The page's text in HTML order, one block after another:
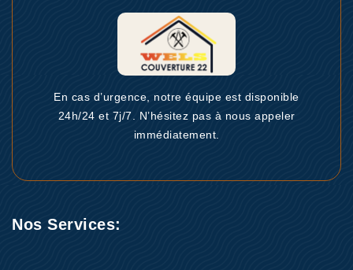
En cas d’urgence, notre équipe est disponible
24h/24 et 7j/7. N’hésitez pas à nous appeler
immédiatement.
Nos Services: